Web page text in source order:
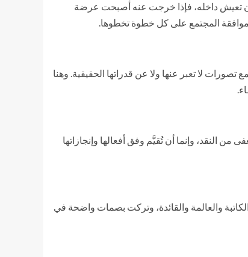
أن تعيش داخله، فإذا خرجت عنه أصبحت عرضة
موافقة المجتمع على كل خطوة تخطوها.
لا تعبر عنها ولا عن قدراتها الحقيقية. وهنا
النقد، وإنما أن تُقيَّم وفق أفعالها وإنجازاتها
والعالمة والقائدة، وتركت بصمات واضحة في